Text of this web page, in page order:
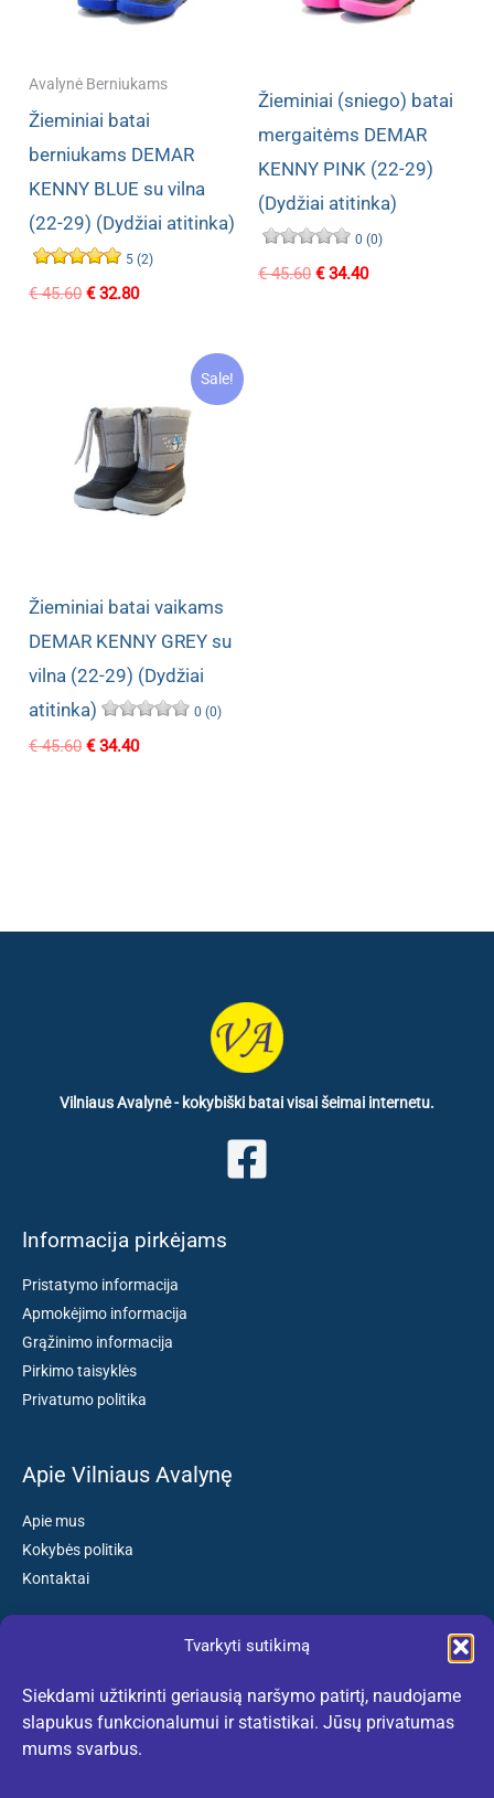
Tvarkyti sutikimą
Siekdami užtikrinti geriausią naršymo patirtį, naudojame
slapukus funkcionalumui ir statistikai. Jūsų privatumas
mums svarbus.
Avalynė Berniukams
Žieminiai batai
berniukams DEMAR
KENNY BLUE su vilna
(22-29) (Dydžiai atitinka)
5 (2)
€45.60 Original
€32.80Current
Žieminiai (sniego) batai
mergaitėms DEMAR
KENNY PINK (22-29)
(Dydžiai atitinka)
0 (0)
€45.60 Original
€34.40Current
Sale!
Žieminiai batai vaikams
DEMAR KENNY GREY su
vilna (22-29) (Dydžiai
atitinka)
0 (0)
€45.60 Original
€34.40Current
Vilniaus Avalynė - kokybiški batai visai šeimai internetu.
Informacija pirkėjams
Pristatymo informacija
Apmokėjimo informacija
Grąžinimo informacija
Pirkimo taisyklės
Privatumo politika
Apie Vilniaus Avalynę
Apie mus
Kokybės politika
Kontaktai
El. paštas: kokybiskibatai@gmail.com
Tel. +370 659 77132